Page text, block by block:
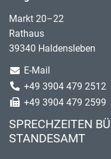
Markt 20–22
Rathaus
39340 Haldensleben
E-Mail
+49 3904 479 2512
+49 3904 479 2599
SPRECHZEITEN
STANDESAMT